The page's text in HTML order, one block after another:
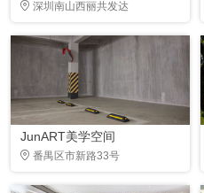
深圳南山西丽共发达
JunART美学空间
番禺区市新路33号